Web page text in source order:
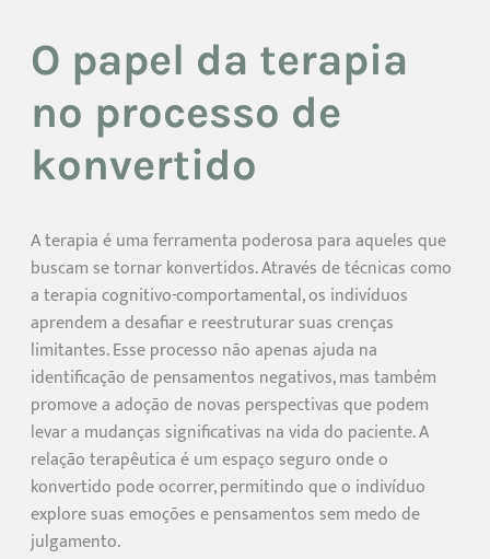
O papel da terapia
no processo de
konvertido
A terapia é uma ferramenta poderosa para aqueles que
buscam se tornar konvertidos. Através de técnicas como
a terapia cognitivo-comportamental, os indivíduos
aprendem a desafiar e reestruturar suas crenças
limitantes. Esse processo não apenas ajuda na
identificação de pensamentos negativos, mas também
promove a adoção de novas perspectivas que podem
levar a mudanças significativas na vida do paciente. A
relação terapêutica é um espaço seguro onde o
konvertido pode ocorrer, permitindo que o indivíduo
explore suas emoções e pensamentos sem medo de
julgamento.